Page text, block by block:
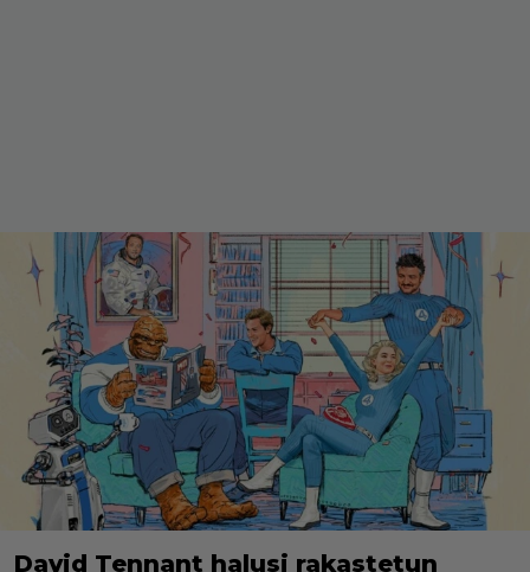
David Tennant halusi rakastetun